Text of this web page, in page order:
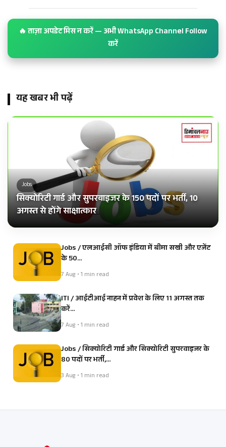
🔥 ताज़ा अपडेट मिस न करें — अभी WhatsApp Channel Follow
करें
यह खबर भी पढ़ें
Jobs
सिक्योरिटी गार्ड और सुपरवाइजर के 150 पदों पर भर्ती, 10
अगस्त से होंगे साक्षात्कार
Jobs / एलआईसी ऑफ इंडिया में बीमा सखी और एजेंट
के 50…
7 Aug • 1 min read
ITI / आईटीआई नाहन में प्रवेश के लिए 11 अगस्त तक
करें…
7 Aug • 1 min read
Jobs / सिक्योरिटी गार्ड और सिक्योरिटी सुपरवाइजर के
80 पदों पर भर्ती,…
3 Aug • 1 min read